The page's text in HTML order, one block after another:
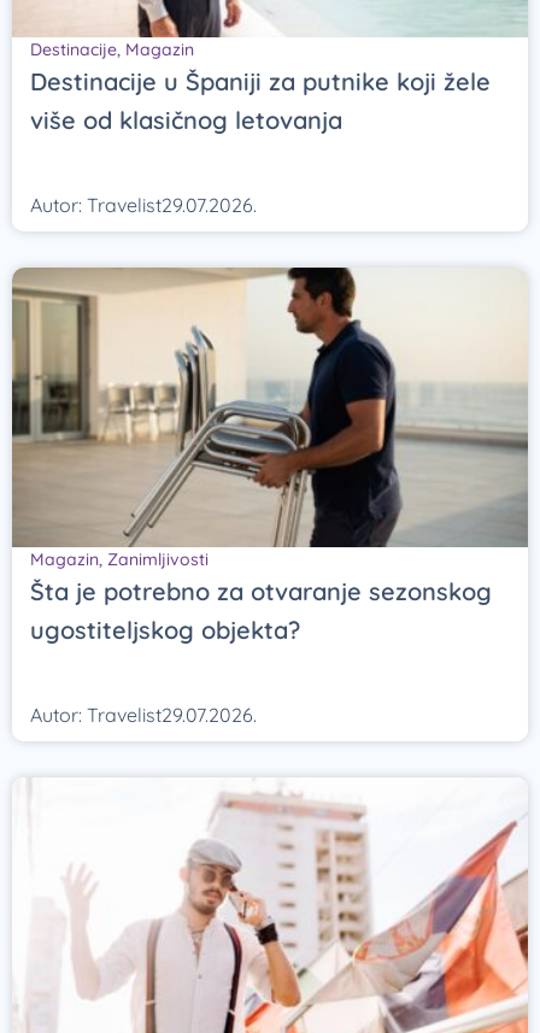
Destinacije, Magazin
Destinacije u Španiji za putnike koji žele
više od klasičnog letovanja
Autor: Travelist29.07.2026.
Magazin, Zanimljivosti
Šta je potrebno za otvaranje sezonskog
ugostiteljskog objekta?
Autor: Travelist29.07.2026.